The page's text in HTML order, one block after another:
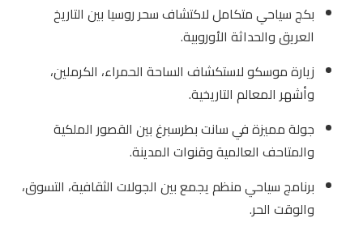
بكج سياحي متكامل لاكتشاف سحر روسيا بين التاريخ
العريق والحداثة الأوروبية.
زيارة موسكو لاستكشاف الساحة الحمراء، الكرملين،
وأشهر المعالم التاريخية.
جولة مميزة في سانت بطرسبرغ بين القصور الملكية
والمتاحف العالمية وقنوات المدينة.
برنامج سياحي منظم يجمع بين الجولات الثقافية، التسوق،
والوقت الحر.